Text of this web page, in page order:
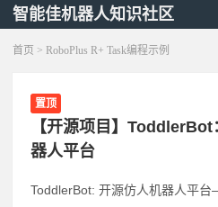
智能佳机器人知识社区
首页 > RoboPlus R+ Task编程示例
置顶
【开源项目】
器人平台
ToddlerBot: 开源仿人机器人平